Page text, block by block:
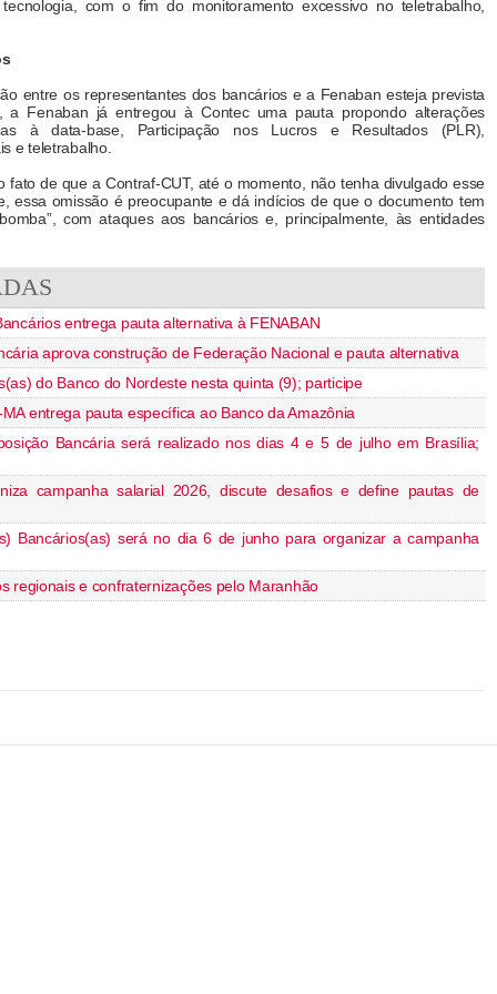
com o fim do monitoramento excessivo no teletrabalho,
entre os representantes dos bancários e a Fenaban esteja prevista
Fenaban já entregou à Contec uma pauta propondo alterações
à data-base, Participação nos Lucros e Resultados (PLR),
e teletrabalho.
fato de que a Contraf-CUT, até o momento, não tenha divulgado esse
essa omissão é preocupante e dá indícios de que o documento tem
com ataques aos bancários e, principalmente, às entidades
entrega pauta alternativa à FENABAN
aprova construção de Federação Nacional e pauta alternativa
do Banco do Nordeste nesta quinta (9); participe
entrega pauta específica ao Banco da Amazônia
Bancária será realizado nos dias 4 e 5 de julho em Brasília;
campanha salarial 2026, discute desafios e define pautas de
Bancários(as) será no dia 6 de junho para organizar a campanha
regionais e confraternizações pelo Maranhão